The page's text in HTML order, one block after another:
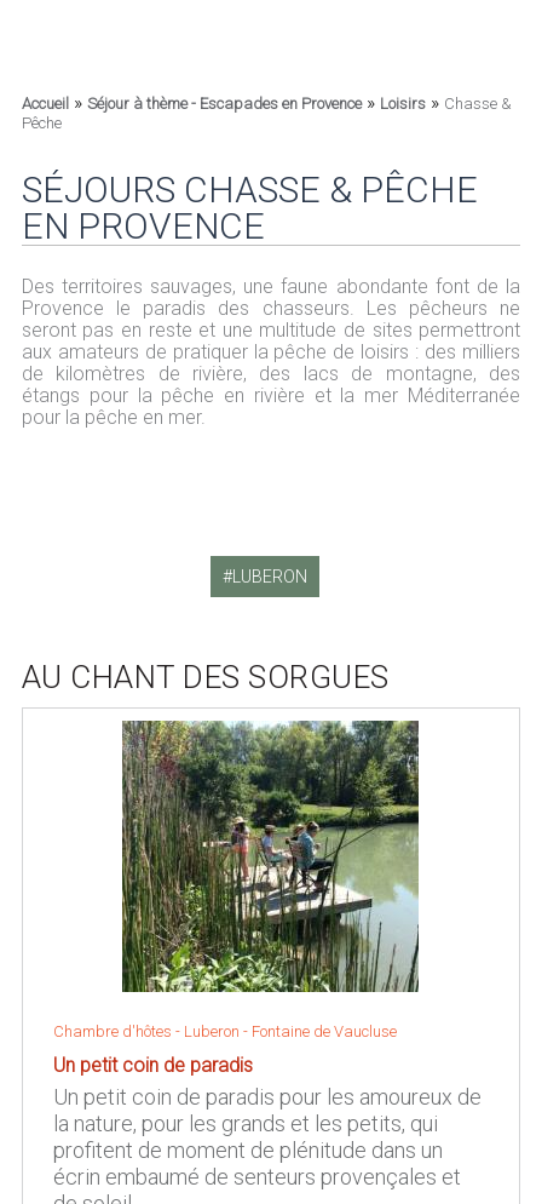
Accueil» Séjour à thème - Escapades en Provence» Loisirs» Chasse &
Pêche
SÉJOURS CHASSE & PÊCHE
EN PROVENCE
Des territoires sauvages, une faune abondante font de la
Provence le paradis des chasseurs. Les pêcheurs ne
seront pas en reste et une multitude de sites permettront
aux amateurs de pratiquer la pêche de loisirs : des milliers
de kilomètres de rivière, des lacs de montagne, des
étangs pour la pêche en rivière et la mer Méditerranée
pour la pêche en mer.
LUBERON
AU CHANT DES SORGUES
Chambre d'hôtes - Luberon - Fontaine de Vaucluse
Un petit coin de paradis
Un petit coin de paradis pour les amoureux de
la nature, pour les grands et les petits, qui
profitent de moment de plénitude dans un
écrin embaumé de senteurs provençales et